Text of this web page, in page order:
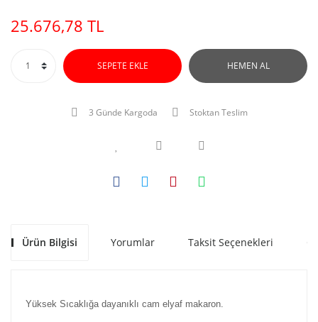
25.676,78 TL
SEPETE EKLE HEMEN AL
3 Günde Kargoda Stoktan Teslim
Ürün Bilgisi Yorumlar Taksit Seçenekleri
Yüksek Sıcaklığa dayanıklı cam elyaf makaron.